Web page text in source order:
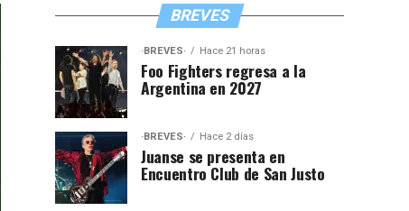
BREVES
·BREVES· Hace 21 horas
Foo Fighters regresa a la
Argentina en 2027
·BREVES· Hace 2 días
Juanse se presenta en
Encuentro Club de San Justo